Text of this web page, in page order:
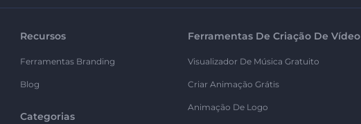
Recursos
Ferramentas Branding
Blog
Categorias
Ferramentas De Criação De Vídeo
Visualizador De Música Gratuito
Criar Animação Grátis
Animação De Logo